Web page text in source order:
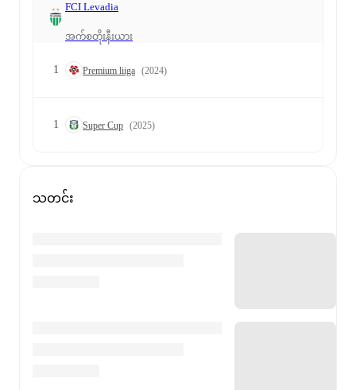
FCI Levadia
အက်စတိုးနီးယား
1 Premium liiga (2024)
1 Super Cup (2025)
သတင်း